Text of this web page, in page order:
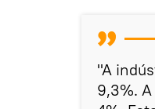
"A
9,3%.